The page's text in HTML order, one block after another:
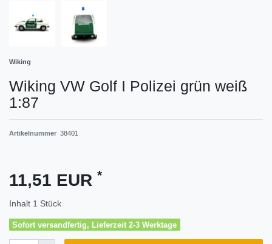
Wiking
Wiking VW Golf I Polizei grün weiß
1:87
Artikelnummer 38401
11,51 EUR *
Inhalt 1 Stück
Sofort versandfertig, Lieferzeit 2-3 Werktage